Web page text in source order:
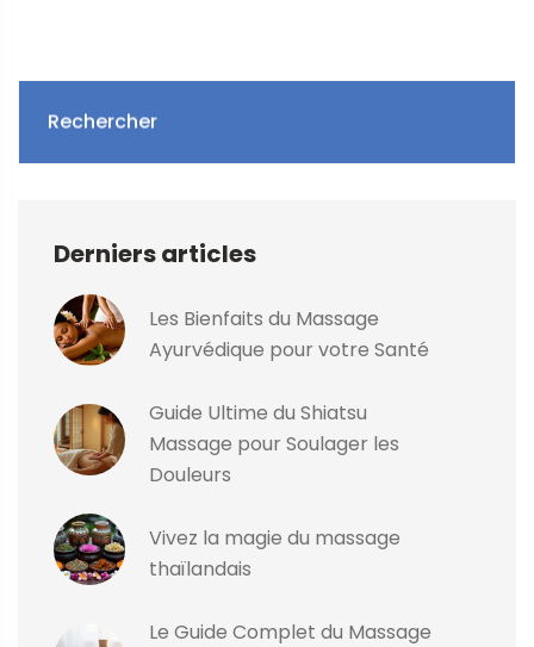
Rechercher
Derniers articles
Les Bienfaits du Massage
Ayurvédique pour votre Santé
Guide Ultime du Shiatsu
Massage pour Soulager les
Douleurs
Vivez la magie du massage
thaïlandais
Le Guide Complet du Massage